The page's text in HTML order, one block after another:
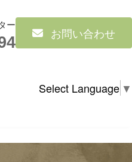
ー
お問い合わせ
Select Language ▼